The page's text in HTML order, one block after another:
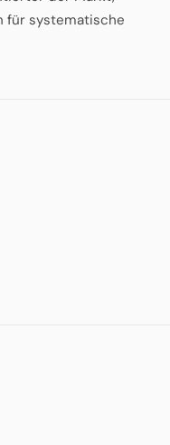
für systematische